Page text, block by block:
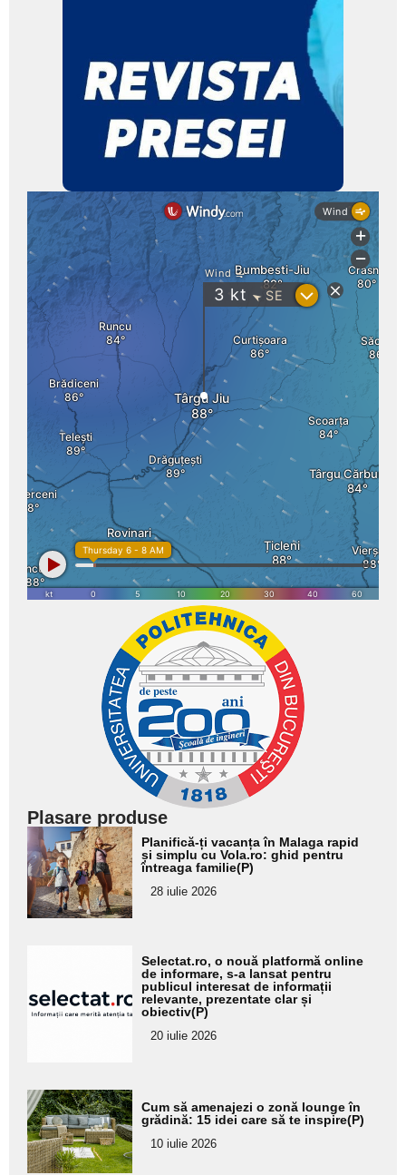
Plasare produse
Adaugă
aici textul
pentru
subtitlu
Planifică-ți vacanța în Malaga rapid
și simplu cu Vola.ro: ghid pentru
întreaga familie(P)
28 iulie 2026
pentru
subtitlu
Selectat.ro, o nouă platformă online
de informare, s-a lansat pentru
publicul interesat de informații
relevante, prezentate clar și
obiectiv(P)
20 iulie 2026
Adaugă
aici textul
pentru
subtitlu
Cum să amenajezi o zonă lounge în
grădină: 15 idei care să te inspire(P)
10 iulie 2026